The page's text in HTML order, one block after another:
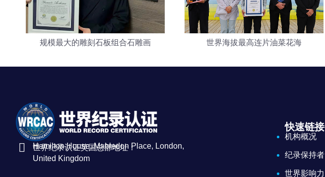
规模最大的雕刻石板组合石雕画 世界海拔最高连片油菜花海
世界纪录认证英国总部地址：
Hamilton House, Mabledon Place, London,
United Kingdom
快速链接
机构概况
纪录保持者
世界影响力